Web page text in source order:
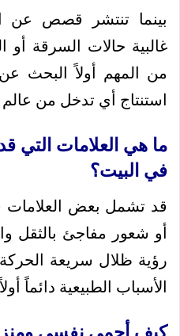
بينما تنتشر قصص عن
غالبية حالات السرقة أو
من المهم أولاً البحث
استنتاج أي تدخل من
ما هي العلامات التي
في البيت؟
قد تشمل بعض العلامات
أو شعور مفاجئ بالثقل
رؤية ظلال سريعة
الأسباب الطبيعية دائماً